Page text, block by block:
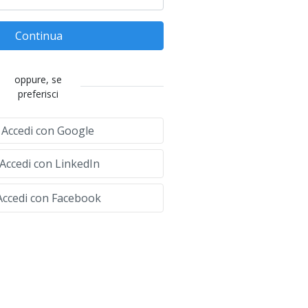
Continua
oppure, se
preferisci
con Google
con LinkedIn
con Facebook